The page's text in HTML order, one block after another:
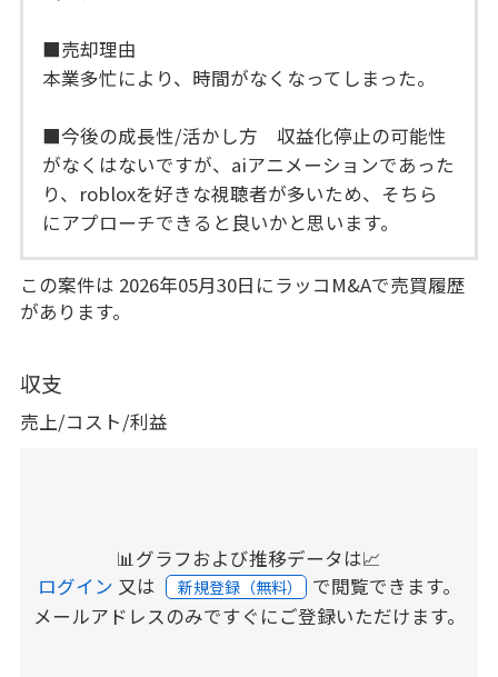
■売却理由
本業多忙により、時間がなくなってしまった。
■今後の成長性/活かし方 収益化停止の可能性
がなくはないですが、aiアニメーションであった
り、robloxを好きな視聴者が多いため、そちら
にアプローチできると良いかと思います。
この案件は 2026年05月30日にラッコM&Aで売買履歴
があります。
収支
売上/コスト/利益
📊グラフおよび推移データは📈
ログイン 又は 新規登録（無料） で閲覧できます。
メールアドレスのみですぐにご登録いただけます。